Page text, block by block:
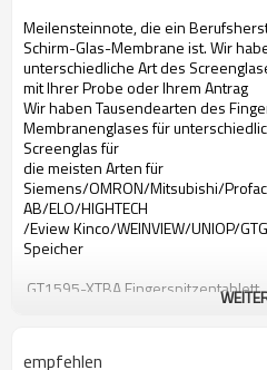
Meilensteinnote, die ein
Schirm-Glas-Membrane ist. Wir
unterschiedliche Art des
mit Ihrer Probe oder Ihrem Antrag
Wir haben Tausendearten des
Membranenglases für
Screenglas für
die meisten Arten für
Siemens/OMRON/Mitsubishi/
AB/ELO/HIGHTECH
/Eview Kinco/WEINVIEW/UNIOP/
Speicher
GT1595-XTBA Fingerspitzentablett
Fingerspitzentablett Mitsubishi-
empfehlen